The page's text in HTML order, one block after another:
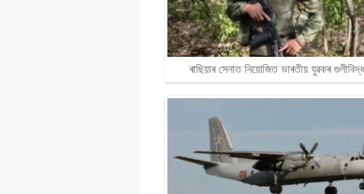
ৰাছিয়াৰ সেনাত নিয়োজিত ভাৰতীয় যুৱকৰ